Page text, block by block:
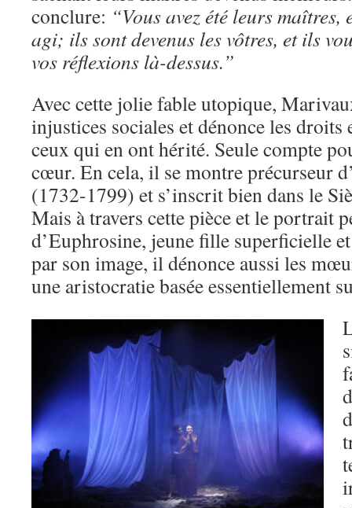
conclure: “Vous avez été leurs maîtres,
agi; ils sont devenus les vôtres, et ils
vos réflexions là-dessus.”
Avec cette jolie fable utopique,
injustices sociales et dénonce les droits
ceux qui en ont hérité. Seule compte
cœur. En cela, il se montre précurseur
(1732-1799) et s’inscrit bien dans le
Mais à travers cette pièce et le portrait
d’Euphrosine, jeune fille superficielle
par son image, il dénonce aussi les
une aristocratie basée essentiellement